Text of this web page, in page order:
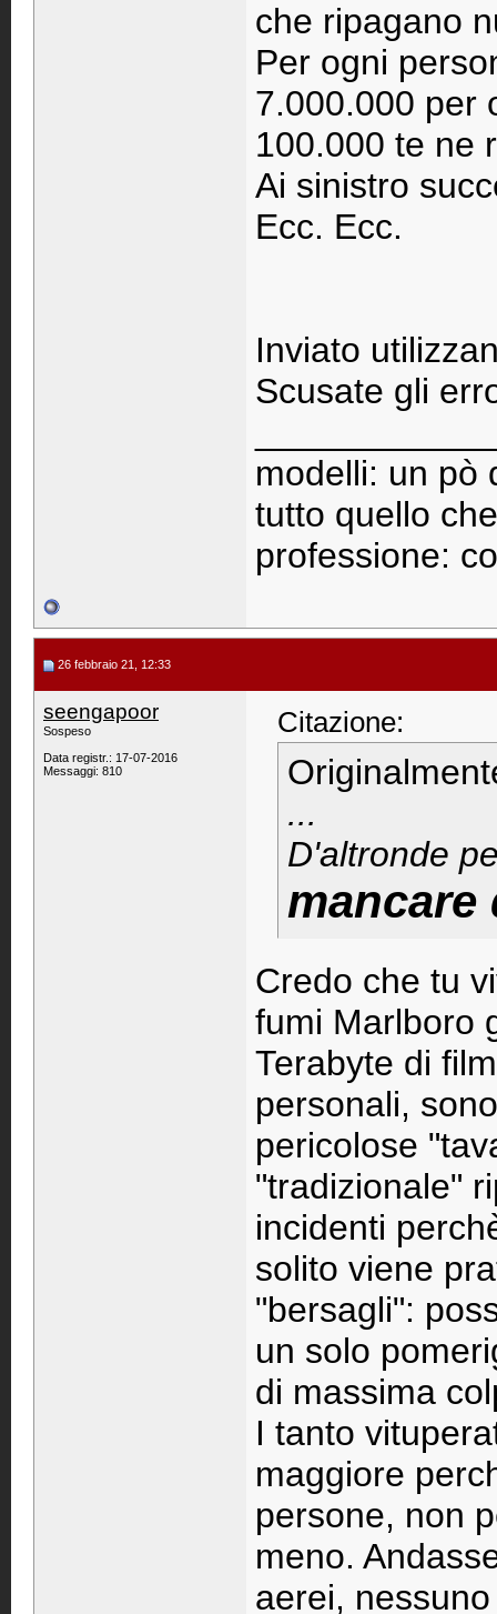
che ripagano
Per ogni
7.000.000 per
100.000 te ne
Ai sinistro
Ecc. Ecc.
Inviato
Scusate gli
modelli: un pò
tutto quello
professione:
26 febbraio 21, 12:33
seengapoor
Sospeso
Data registr.: 17-07-2016
Messaggi: 810
Citazione:
...
D'altronde
Credo che tu
fumi Marlboro
Terabyte di
personali,
pericolose
"tradizionale"
incidenti
solito viene
"bersagli":
un solo
di massima
I tanto
maggiore
persone, non
meno.
aerei,